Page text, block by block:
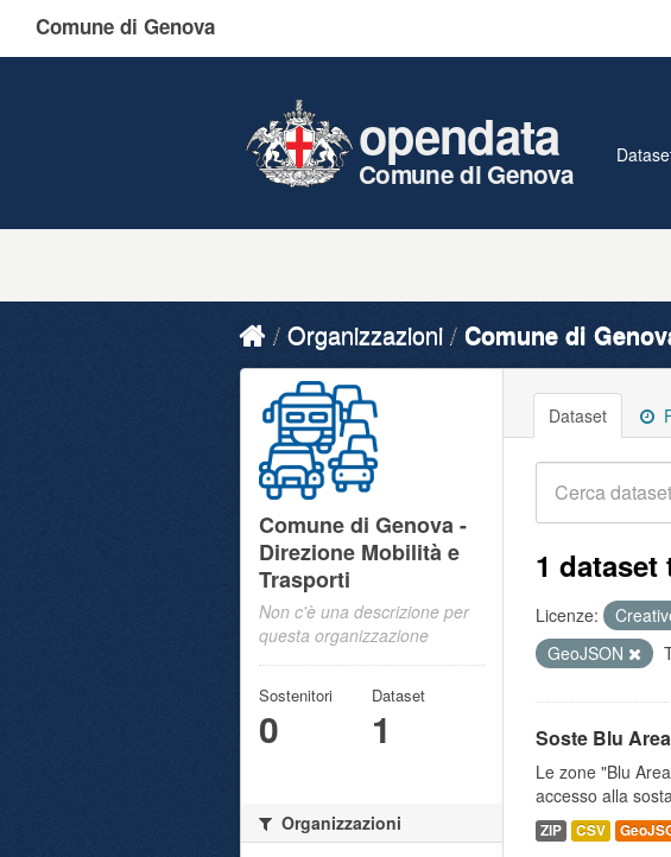
Comune di Genova
opendata
Comune di Genova
Organizzazioni Comune di
Dataset
1 dataset
Licenze:
GeoJSON
Soste Blu Area
Le zone "Blu
accesso alla
ZIP CSV
Comune di Genova -
Direzione Mobilità e
Trasporti
Non c'è una descrizione per
questa organizzazione
Sostenitori
0
Dataset
1
Organizzazioni